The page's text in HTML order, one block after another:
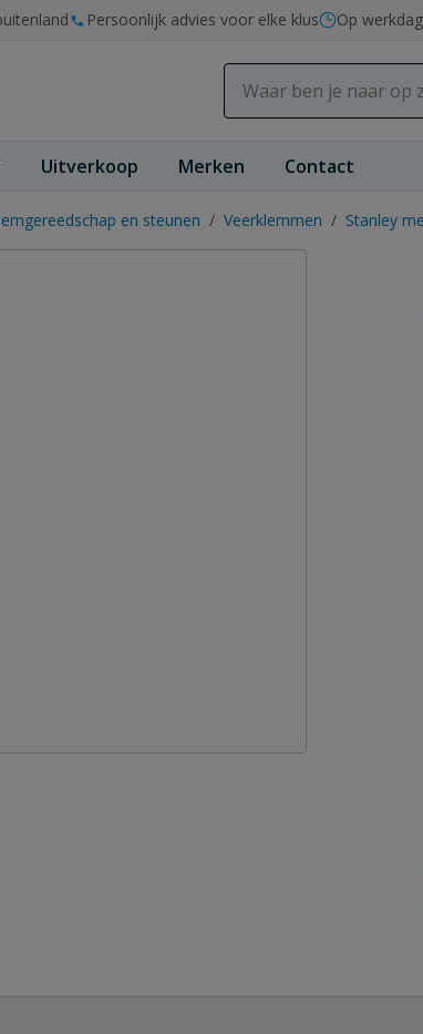
Persoonlijk advies voor elke klus Op
Uitverkoop Merken Contact
en steunen / Veerklemmen / Stanley